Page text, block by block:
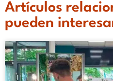
Artículos
pueden